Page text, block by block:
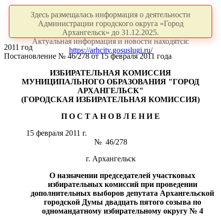
Здесь размещалась информация о деятельности
Администрации городского округа «Город
Архангельск» до 31.12.2025.
Актуальная информация и новости находятся:
https://arhcity.gosuslugi.ru/
2011 год
Постановление № 46/278 от 15 февраля 2011 года
ИЗБИРАТЕЛЬНАЯ КОМИССИЯ
МУНИЦИПАЛЬНОГО ОБРАЗОВАНИЯ "ГОРОД
АРХАНГЕЛЬСК"
(ГОРОДСКАЯ ИЗБИРАТЕЛЬНАЯ КОМИССИЯ)
П О С Т А Н О В Л Е Н И Е
15 февраля 2011 г.
№ 46/278
г. Архангельск
О назначении председателей участковых
избирательных комиссий при проведении
дополнительных выборов депутата Архангельской
городской Думы двадцать пятого созыва по
одномандатному избирательному округу № 4